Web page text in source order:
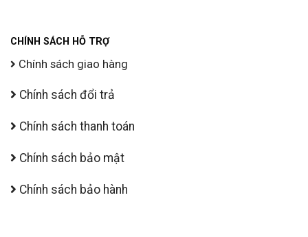
CHÍNH SÁCH HỖ TRỢ
Chính sách giao hàng
Chính sách đổi trả
Chính sách thanh toán
Chính sách bảo mật
Chính sách bảo hành